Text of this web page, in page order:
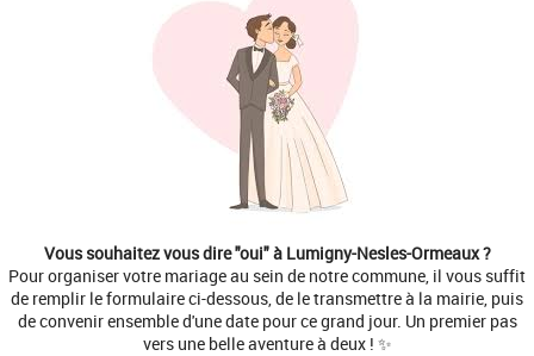
Vous souhaitez vous dire "oui" à Lumigny-Nesles-Ormeaux ?
Pour organiser votre mariage au sein de notre commune, il vous suffit
de remplir le formulaire ci-dessous, de le transmettre à la mairie, puis
de convenir ensemble d'une date pour ce grand jour. Un premier pas
vers une belle aventure à deux ! ✨